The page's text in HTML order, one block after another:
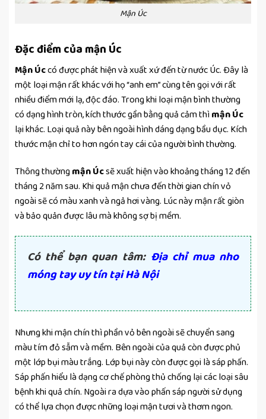
Mận Úc
Đặc điểm của mận Úc
Mận Úccó được phát hiện và xuất xứ đến từ nước Úc. Đây là
một loại mận rất khác với họ “anh em” cùng tên gọi với rất
nhiều điểm mới lạ, độc đáo. Trong khi loại mận bình thường
có dạng hình tròn, kích thước gần bằng quả cảm thìmận Úc
lại khác. Loại quả này bên ngoài hình dáng dạng bầu dục. Kích
thước mận chỉ to hơn ngón tay cái của người bình thường.
Thông thườngmận Úcsẽ xuất hiện vào khoảng tháng 12 đến
tháng 2 năm sau. Khi quả mận chưa đến thời gian chín vỏ
ngoài sẽ có màu xanh và ngả hơi vàng. Lúc này mận rất giòn
và bảo quản được lâu mà không sợ bị mềm.
Có thể bạn quan tâm: Địa chỉ mua nho
móng tay uy tín tại Hà Nội
Nhưng khi mận chín thì phần vỏ bên ngoài sẽ chuyển sang
màu tím đỏ sẫm và mềm. Bên ngoài của quả còn được phủ
một lớp bụi màu trắng. Lớp bụi này còn được gọi là sáp phấn.
Sáp phấn hiểu là dạng cơ chế phòng thủ chống lại các loại sâu
bệnh khi quả chín. Ngoài ra dựa vào phấn sáp người sử dụng
có thể lựa chọn được những loại mận tươi và thơm ngon.